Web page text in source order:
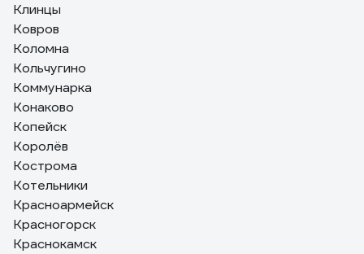
Клинцы
Ковров
Коломна
Кольчугино
Коммунарка
Конаково
Копейск
Королёв
Кострома
Котельники
Красноармейск
Красногорск
Краснокамск